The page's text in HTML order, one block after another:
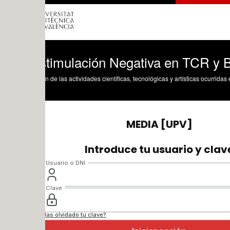
Negativa en TCR y BCR
de las actividades científicas, tecnológicas y artísticas ocurridas en los tres